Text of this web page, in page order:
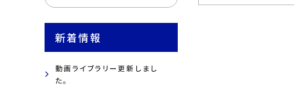
新着情報
動画ライブラリー更新しまし
た。